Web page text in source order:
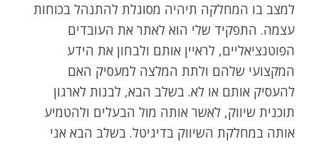
למצב בו המחלקה תיהיה מסוגלת להתנהל בכוחות
עצמה. התפקיד שלי הוא לאתר את העובדים
הפוטנציאליים, לראיין אותם ולבחון את הידע
המקצועי שלהם ולתת המלצה למעסיק האם
להעסיק אותם או לא. בשלב הבא, לבנות לארגון
תוכנית שיווק, לאשר אותה מול הבעלים ולהטמיע
אותה במחלקת השיווק בדיגיטל. בשלב הבא אני